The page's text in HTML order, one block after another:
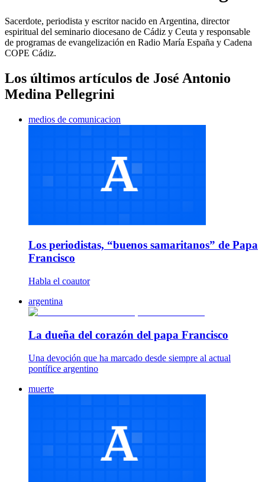
Sacerdote, periodista y escritor nacido en Argentina, director
espiritual del seminario diocesano de Cádiz y Ceuta y responsable
de programas de evangelización en Radio María España y Cadena
COPE Cádiz.
Los últimos artículos de José Antonio
Medina Pellegrini
medios de comunicacion
Los periodistas, “buenos samaritanos” de Papa
Francisco
Habla el coautor
argentina
La dueña del corazón del papa Francisco
Una devoción que ha marcado desde siempre al actual
pontífice argentino
muerte